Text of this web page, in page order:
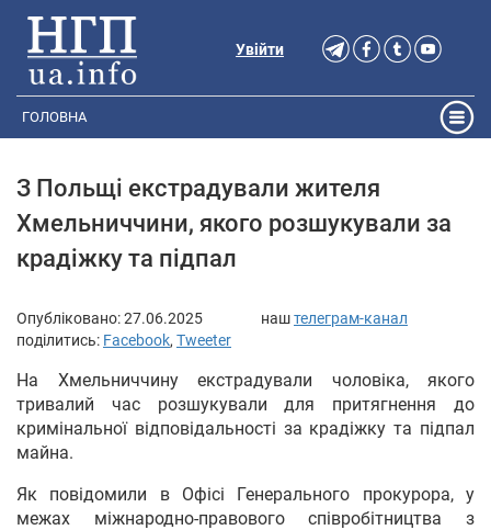
Увійти
ГОЛОВНА
З Польщі екстрадували жителя
Хмельниччини, якого розшукували за
крадіжку та підпал
Опубліковано:27.06.2025 наштелеграм-канал
поділитись: Facebook, Tweeter
На Хмельниччину екстрадували чоловіка, якого
тривалий час розшукували для притягнення до
кримінальної відповідальності за крадіжку та підпал
майна.
Як повідомили в Офісі Генерального прокурора, у
межах міжнародно-правового співробітництва з